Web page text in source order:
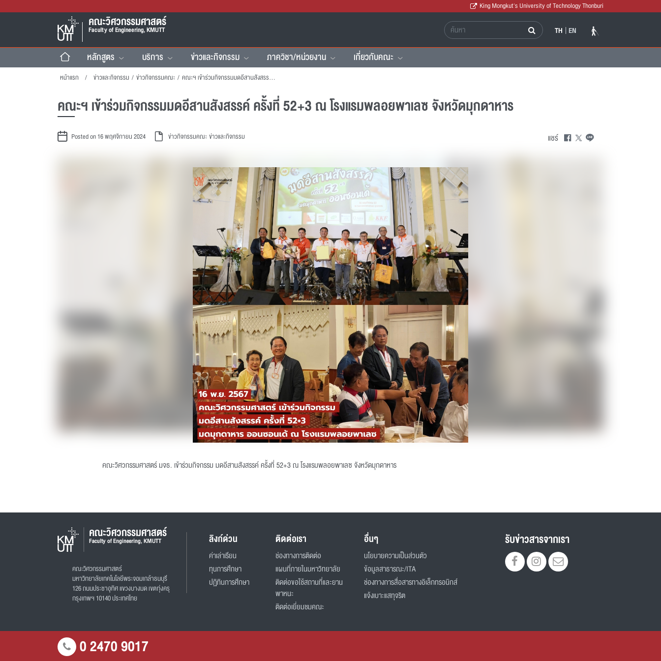
King Mongkut's University of Technology Thonburi
คณะวิศวกรรมศาสตร์
Faculty of Engineering, KMUTT TH EN
หลักสูตร บริการ ข่าวและกิจกรรม ภาควิชา/หน่วยงาน เกี่ยวกับคณะ
หน้าแรก ข่าวและกิจกรรม / ข่าวกิจกรรมคณะ / คณะฯ เข้าร่วมกิจกรรมมดอีสานสังสรรค์ ครั้งที่ 52+3 ณ โรงแรมพลอยพาเลซ จังหวัดมุกดาหาร
คณะฯ เข้าร่วมกิจกรรมมดอีสานสังสรรค์ ครั้งที่ 52+3 ณ โรงแรมพลอยพาเลซ จังหวัดมุกดาหาร
Posted on 16 พฤศจิกายน 2024 ข่าวกิจกรรมคณะข่าวและกิจกรรม แชร์
คณะวิศวกรรมศาสตร์ มจธ. เข้าร่วมกิจกรรม มดอีสานสังสรรค์ ครั้งที่ 52+3 ณ โรงแรมพลอยพาเลซ จังหวัดมุกดาหาร
คณะวิศวกรรมศาสตร์
Faculty of Engineering, KMUTT
คณะวิศวกรรมศาสตร์
มหาวิทยาลัยเทคโนโลยีพระจอมเกล้าธนบุรี
126 ถนนประชาอุทิศ แขวงบางมด เขตทุ่งครุ
กรุงเทพฯ 10140 ประเทศไทย
ลิงก์ด่วน
ค่าเล่าเรียน
ทุนการศึกษา
ปฏิทินการศึกษา
ติดต่อเรา
ช่องทางการติดต่อ
แผนที่ภายในมหาวิทยาลัย
ติดต่อขอใช้สถานที่และยาน
พาหนะ
ติดต่อเยี่ยมชมคณะ
อื่นๆ
นโยบายความเป็นส่วนตัว
ข้อมูลสาธารณะ/ITA
ช่องทางการสื่อสารทางอิเล็กทรอนิกส์
แจ้งเบาะแสทุจริต
รับข่าวสารจากเรา
0 2470 9017